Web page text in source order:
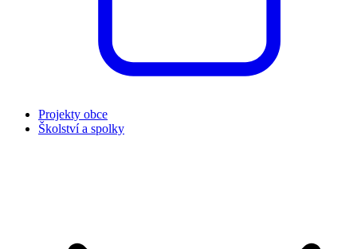
Projekty obce
Školství a spolky